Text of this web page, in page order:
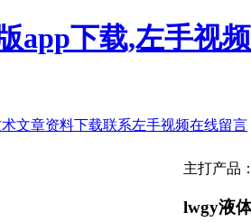
app下载,左手视
文章资料下载联系左手视频在线留言
主打产品：
lwgy液体